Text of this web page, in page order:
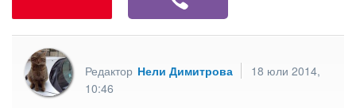
Редактор Нели Димитрова
18 юли 2014,
10:46